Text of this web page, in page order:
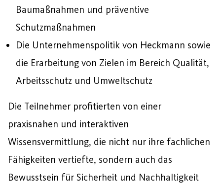
Baumaßnahmen und präventive
Schutzmaßnahmen
Die Unternehmenspolitik von Heckmann sowie
die Erarbeitung von Zielen im Bereich Qualität,
Arbeitsschutz und Umweltschutz
Die Teilnehmer profitierten von einer
praxisnahen und interaktiven
Wissensvermittlung, die nicht nur ihre fachlichen
Fähigkeiten vertiefte, sondern auch das
Bewusstsein für Sicherheit und Nachhaltigkeit